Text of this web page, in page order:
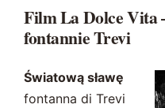
Film La Dolce Vita
fontannie Trevi
Światową sławę
fontanna di Trevi